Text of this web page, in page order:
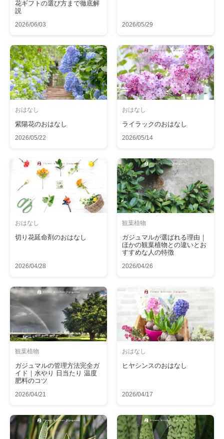
花ギフトの選び方まで徹底解
説
2026/06/03 2026/05/29
おはなし
紫陽花のおはなし
2026/05/22
おはなし
ライラックのおはなし
2026/05/14
おはなし
切り花延命剤のおはなし
2026/04/28
観葉植物
ガジュマルが選ばれる理由｜
ほかの観葉植物との違いとお
すすめな人の特徴
2026/04/26
観葉植物
ガジュマルの管理方法完全ガ
イド｜水やり 日当たり 温度
肥料のコツ
2026/04/21
おはなし
ヒヤシンスのおはなし
2026/04/17